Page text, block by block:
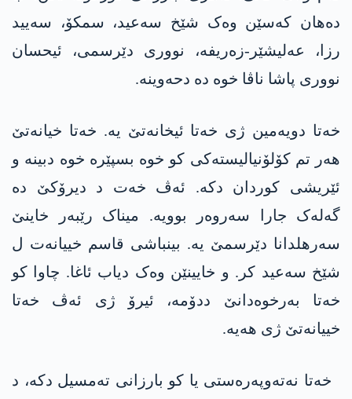
دەھان کەسێن وەک شێخ سەعید، سمکۆ، سەیید
رزا، عەلیشێر-زەریفە، نووری دێرسمی، ئیحسان
نووری پاشا ناڤا خوە دە دحەوینە.
خەتا دویەمین ژی خەتا ئیخانەتێ یە. خەتا خیانەتێ
ھەر تم کۆلۆنیالیستەکی کو خوە بسپێرە خوە دبینە و
ئێریشی کوردان دکە. ئەڤ خەت د دیرۆکێ دە
گەلەک جارا سەروەر بوویە. میناک رێبەر خاینێ
سەرھلدانا دێرسمێ یە. بینباشی قاسم خییانەت ل
شێخ سەعید کر. و خایینێن وەک دیاب ئاغا. چاوا کو
خەتا بەرخوەدانێ ددۆمە، ئیرۆ ژی ئەڤ خەتا
خییانەتێ ژی ھەیە.
خەتا نەتەوپەرەستی یا کو بارزانی تەمسیل دکە، د